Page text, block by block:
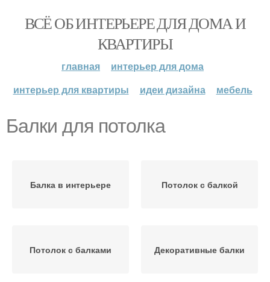
ВСЁ ОБ ИНТЕРЬЕРЕ ДЛЯ ДОМА И
КВАРТИРЫ
главная
интерьер для дома
интерьер для квартиры
идеи дизайна мебель
Балки для потолка
Балка в интерьере Потолок с балкой
Потолок с балками Декоративные балки